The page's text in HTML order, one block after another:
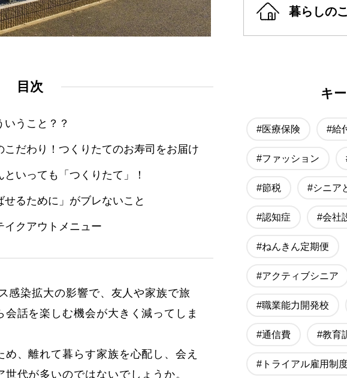
目次
うこと？？
こだわり！つくりたてのお寿司をお届け
いっても「つくりたて」！
るために」がブレないこと
イクアウトメニュー
感染拡大の影響で、友人や家族で旅
話を楽しむ機会が大きく減ってしま
、離れて暮らす家族を心配し、会え
代が多いのではないでしょうか。
暮らしの
キ
#医療保険 #給
#ファッション
#節税 #シニア
#認知症 #会社
#ねんきん定期便
#アクティブシニア
#職業能力開発校
#通信費 #教育
#トライアル雇用制